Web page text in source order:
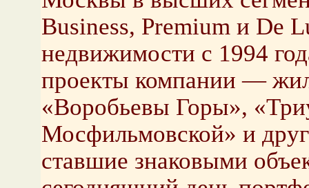
Business, Premium и De
недвижимости с 1994
проекты компании —
«Воробьевы Горы»,
Мосфильмовской» и
ставшие знаковыми